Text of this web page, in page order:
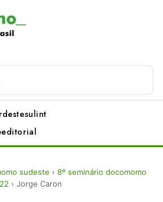
sulint
editorial
sudeste › 8º seminário docomomo
› Jorge Caron